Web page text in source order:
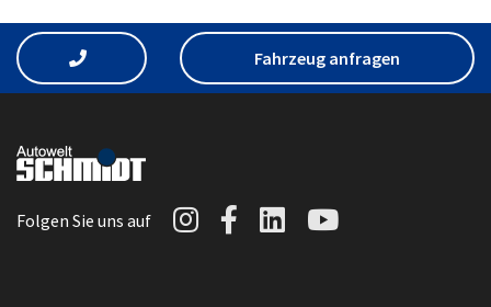
Fahrzeug anfragen
Folgen Sie uns auf Autowelt Schmidt auf
Autowelt Schmidt
AutoweltAutowelt